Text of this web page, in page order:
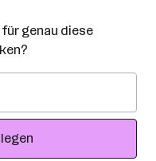
genau diese